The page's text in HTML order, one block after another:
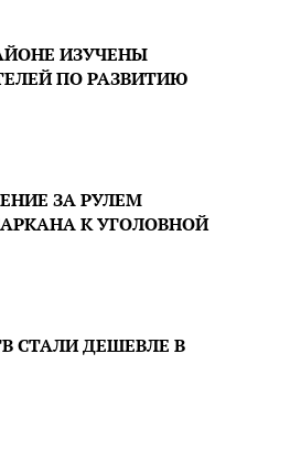
ИЗУЧЕНЫ
ПО РАЗВИТИЮ
ЗА РУЛЕМ
К УГОЛОВНОЙ
СТАЛИ ДЕШЕВЛЕ В